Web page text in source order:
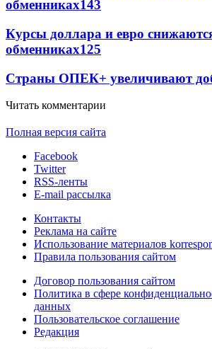
обменниках143
Курсы доллара и евро
обменниках125
Страны ОПЕК+ увеличивают
Читать комментарии
Полная версия сайта
Facebook
Twitter
RSS-ленты
E-mail рассылка
Контакты
Реклама на сайте
Использование материалов
Правила пользования сайтом
Договор пользования сайтом
Политика в сфере
данных
Пользовательское соглашение
Редакция